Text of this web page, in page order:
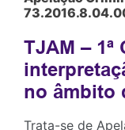
TJAM – 1ª
no âmbito
Trata-se de